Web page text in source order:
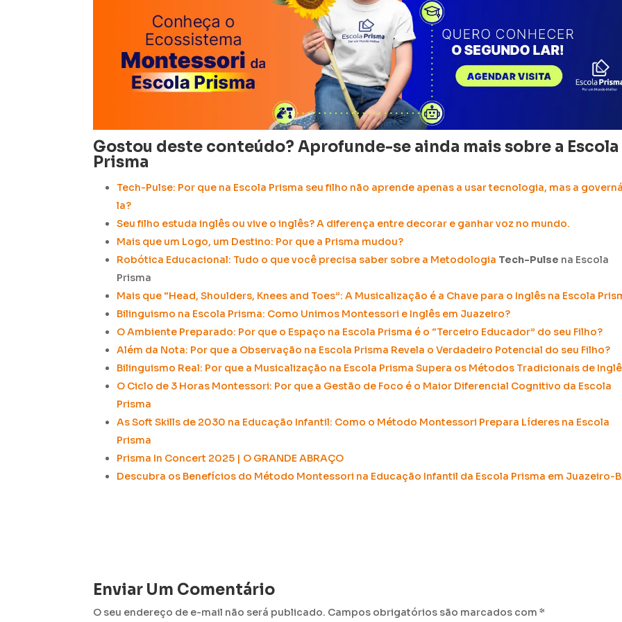
Gostou deste conteúdo? Aprofunde-se ainda mais sobre a Escola
Prisma
Tech-Pulse: Por que na Escola Prisma seu filho não aprende apenas a usar tecnologia, mas a
la?
Seu filho estuda inglês ou vive o inglês?A diferença entre decorar e ganhar voz no mundo.
Mais que um Logo, um Destino: Por que a Prisma mudou?
Robótica Educacional: Tudo o que você precisa saber sobre a Metodologia Tech-Pulse na Escola
Prisma
Mais que “Head, Shoulders, Knees and Toes”: A Musicalização é a Chave para o Inglês na Escola
Bilinguismo na Escola Prisma: Como Unimos Montessori e Inglês em Juazeiro?
O Ambiente Preparado: Por que o Espaço na Escola Prisma é o “Terceiro Educador” do seu Filho?
Além da Nota: Por que a Observação na Escola Prisma Revela o Verdadeiro Potencial do seu Filho?
Bilinguismo Real: Por que a Musicalização na Escola Prisma Supera os Métodos Tradicionais de
O Ciclo de 3 Horas Montessori: Por que a Gestão de Foco é o Maior Diferencial Cognitivo da Escola
Prisma
As Soft Skills de 2030 na Educação Infantil: Como o Método Montessori Prepara Líderes na Escola
Prisma
Prisma In Concert 2025 | O GRANDE ABRAÇO
Descubra os Benefícios do Método Montessori na Educação Infantil da Escola Prisma em Juazeiro-
Enviar Um Comentário
O seu endereço de e-mail não será publicado. Campos obrigatórios são marcados com*